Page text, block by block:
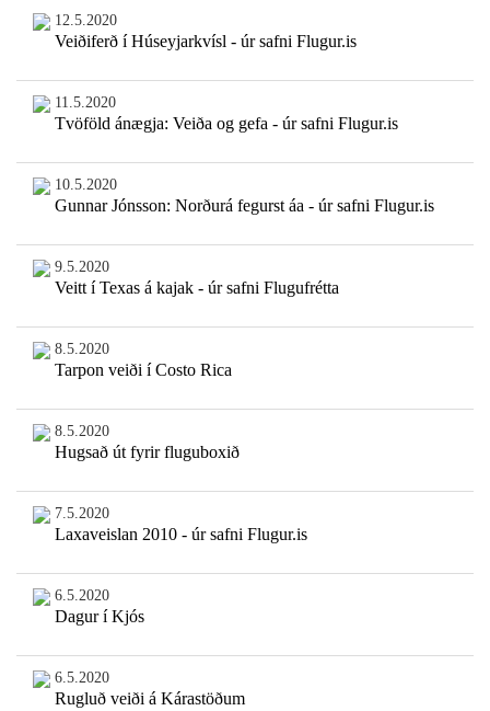
12.5.2020
Veiðiferð í Húseyjarkvísl - úr safni Flugur.is
11.5.2020
Tvöföld ánægja: Veiða og gefa - úr safni Flugur.is
10.5.2020
Gunnar Jónsson: Norðurá fegurst áa - úr safni Flugur.is
9.5.2020
Veitt í Texas á kajak - úr safni Flugufrétta
8.5.2020
Tarpon veiði í Costo Rica
8.5.2020
Hugsað út fyrir fluguboxið
7.5.2020
Laxaveislan 2010 - úr safni Flugur.is
6.5.2020
Dagur í Kjós
6.5.2020
Rugluð veiði á Kárastöðum